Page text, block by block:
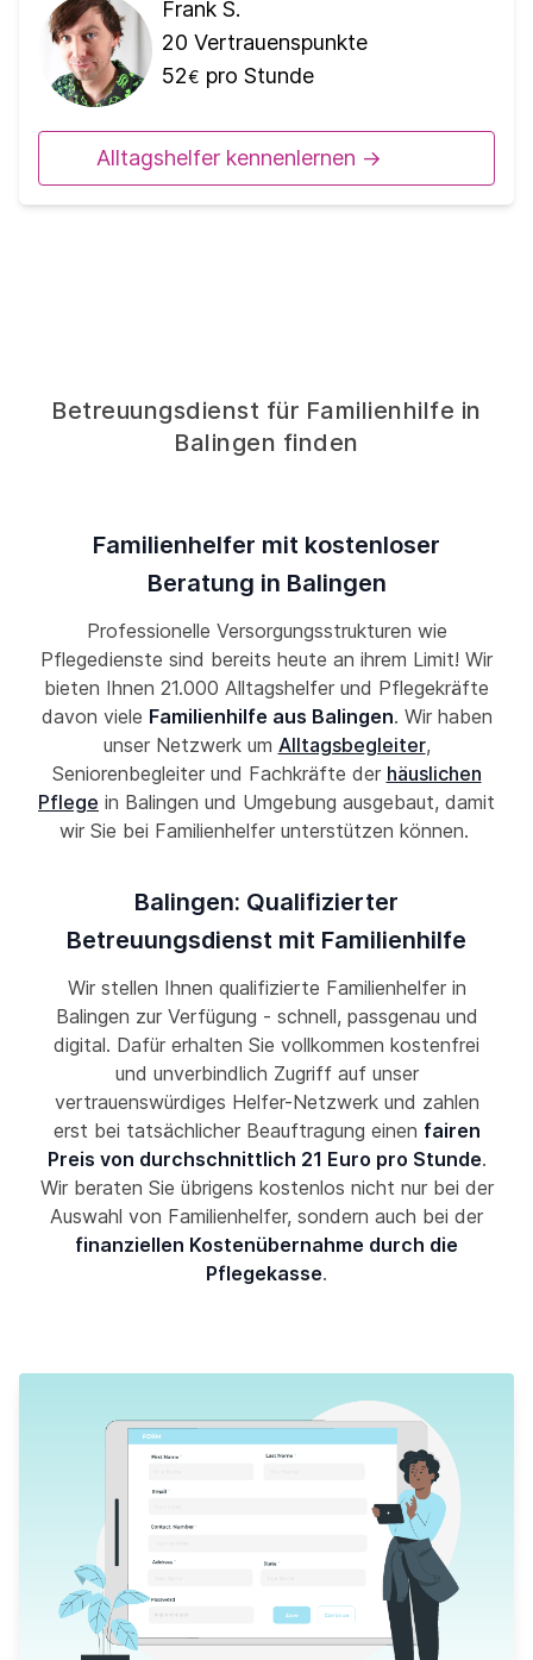
Frank S.
20 Vertrauenspunkte
52€ pro Stunde
Alltagshelfer kennenlernen ->
Betreuungsdienst für Familienhilfe in
Balingen finden
Familienhelfer mit kostenloser
Beratung in Balingen
Professionelle Versorgungsstrukturen wie
Pflegedienste sind bereits heute an ihrem Limit! Wir
bieten Ihnen 21.000 Alltagshelfer und Pflegekräfte
davon viele Familienhilfe aus Balingen. Wir haben
unser Netzwerk um Alltagsbegleiter,
Seniorenbegleiter und Fachkräfte der häuslichen
Pflege in Balingen und Umgebung ausgebaut, damit
wir Sie bei Familienhelfer unterstützen können.
Balingen: Qualifizierter
Betreuungsdienst mit Familienhilfe
Wir stellen Ihnen qualifizierte Familienhelfer in
Balingen zur Verfügung - schnell, passgenau und
digital. Dafür erhalten Sie vollkommen kostenfrei
und unverbindlich Zugriff auf unser
vertrauenswürdiges Helfer-Netzwerk und zahlen
erst bei tatsächlicher Beauftragung einen fairen
Preis von durchschnittlich 21 Euro pro Stunde.
Wir beraten Sie übrigens kostenlos nicht nur bei der
Auswahl von Familienhelfer, sondern auch bei der
finanziellen Kostenübernahme durch die
Pflegekasse.